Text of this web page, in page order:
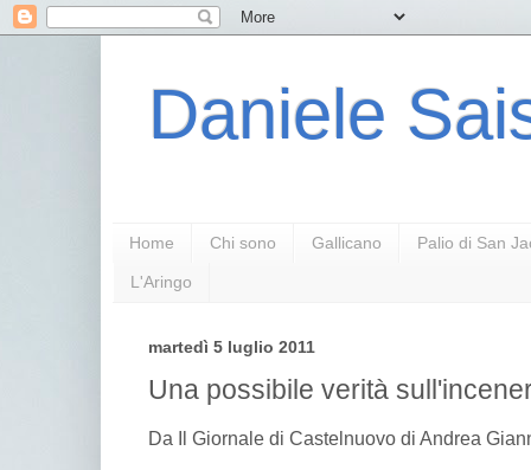
Daniele
Home Chi sono Gallicano Palio di San
L'Aringo
martedì 5 luglio 2011
Una possibile verità
Da Il Giornale di Castelnuovo di Andrea